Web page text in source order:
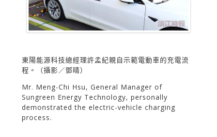
東陽能源科技總經理許孟紀親自示範電動車的充電流
程。（攝影／鄧晴）
Mr. Meng-Chi Hsu, General Manager of
Sungreen Energy Technology, personally
demonstrated the electric-vehicle charging
process.